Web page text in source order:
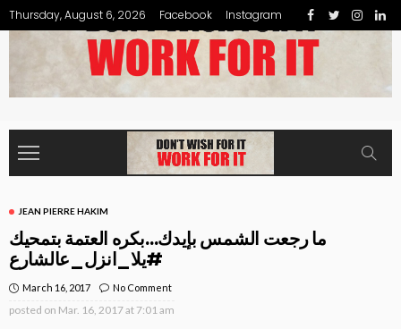
Thursday, August 6, 2026 Facebook Instagram
JEAN PIERRE HAKIM
ما رجعت الشمس بإيدك…بكره العتمة بتمحيك
#يلا_انزل_عالشارع
March 16, 2017 No Comment
posted on Mar. 16, 2017 at 7:01 am